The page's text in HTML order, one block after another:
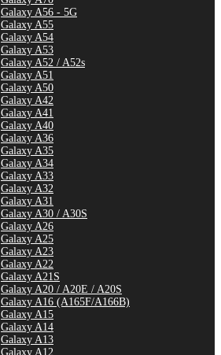
Galaxy A56 - 5G
Galaxy A55
Galaxy A54
Galaxy A53
Galaxy A52 / A52s
Galaxy A51
Galaxy A50
Galaxy A42
Galaxy A41
Galaxy A40
Galaxy A36
Galaxy A35
Galaxy A34
Galaxy A33
Galaxy A32
Galaxy A31
Galaxy A30 / A30S
Galaxy A26
Galaxy A25
Galaxy A23
Galaxy A22
Galaxy A21S
Galaxy A20 / A20E / A20S
Galaxy A16 (A165F/A166B)
Galaxy A15
Galaxy A14
Galaxy A13
Galaxy A12